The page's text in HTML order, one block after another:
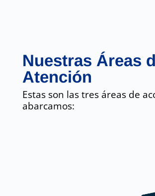
Nuestras Áreas
Atención
Estas son las tres áreas de
abarcamos: